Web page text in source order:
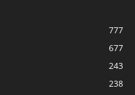
777
677
243
238